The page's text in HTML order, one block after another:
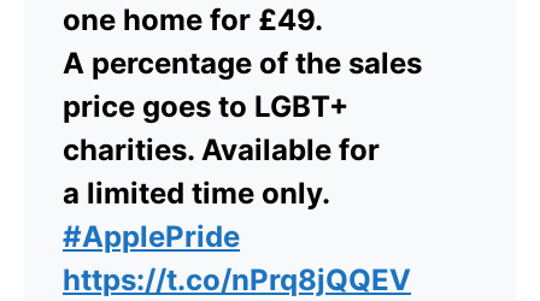
one home for £49.
A percentage of the sales
price goes to LGBT+
charities. Available for
a limited time only.
#ApplePride
https://t.co/nPrq8jQQEV